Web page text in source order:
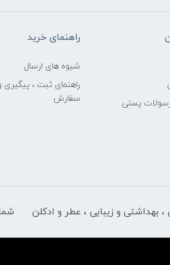
پستی
راهنمای خرید
شیوه های ارسال
راهنمای ثبت ، پیگیری
سفارش
، بهداشتی و زیبایی ، عطر و ادکلن